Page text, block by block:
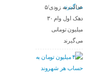
عدالت به زودی/۵
دهک اول وام ۳۰
میلیون تومانی
می‌گیرند